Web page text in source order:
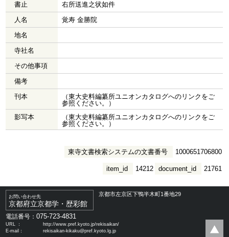
書止
右所送進之状如件
人名
覚寿 金勝院
地名
寺社名
その他事項
備考
刊本
（東大史料編纂所ユニオンカタログへのリンクをご
参照ください。）
影写本
（東大史料編纂所ユニオンカタログへのリンクをご
参照ください。）
東寺文書検索システムの文書番号 1000651706800
document_id 21761
item_id 14212
お問い合わせ先
京都府立京都学・歴彩館
京都市左京区下鴨半木町1番地29
電話番号：075-723-4831
URL ：
http://www.pref.kyoto.jp/rekisaikan/
E-mail：
rekisaikan-kikaku@pref.kyoto.lg.jp